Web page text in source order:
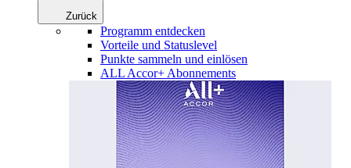
Zurück
Programm entdecken
Vorteile und Statuslevel
Punkte sammeln und einlösen
ALL Accor+ Abonnements